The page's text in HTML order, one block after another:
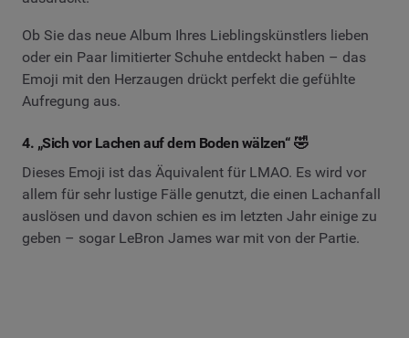
Ob Sie das neue Album Ihres Lieblingskünstlers lieben
oder ein Paar limitierter Schuhe entdeckt haben – das
Emoji mit den Herzaugen drückt perfekt die gefühlte
Aufregung aus.
4. „Sich vor Lachen auf dem Boden wälzen“ 🤣
Dieses Emoji ist das Äquivalent für LMAO. Es wird vor
allem für sehr lustige Fälle genutzt, die einen Lachanfall
auslösen und davon schien es im letzten Jahr einige zu
geben – sogar LeBron James war mit von der Partie.